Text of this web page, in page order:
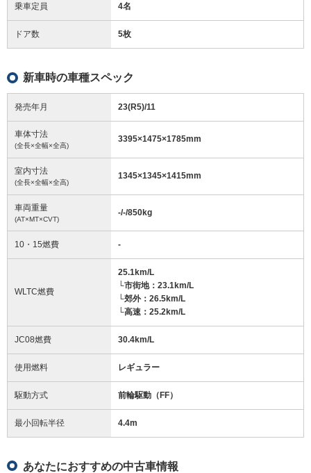
乗車定員 4名
ドア数 5枚
新車時の車種スペック
発売年月 23(R5)/11
車体寸法
(全長×全幅×全高)
3395×1475×1785mm
室内寸法
(全長×全幅×全高)
1345×1345×1415mm
車両重量
(AT×MT×CVT)
-/-/850kg
10・15燃費 -
WLTC燃費
25.1km/L
└市街地：23.1km/L
└郊外：26.5km/L
└高速：25.2km/L
JC08燃費 30.4km/L
使用燃料 レギュラー
駆動方式 前輪駆動（FF）
最小回転半径 4.4m
あなたにおすすめの中古車情報